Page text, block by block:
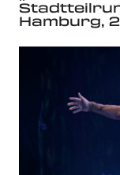
Hamburg,